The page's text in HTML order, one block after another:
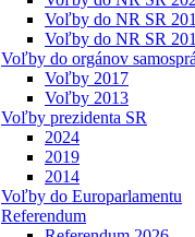
Voľby do NR SR
Voľby do NR SR
Voľby do orgánov
Voľby 2017
Voľby 2013
Voľby prezidenta SR
2024
2019
2014
Voľby do Europarlamentu
Referendum